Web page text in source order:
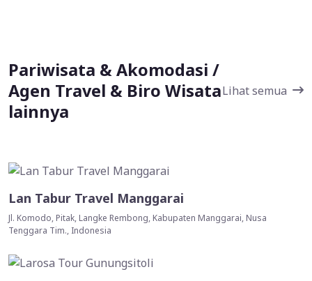
Pariwisata & Akomodasi /
Agen Travel & Biro Wisata
lainnya
Lihat semua
Lan Tabur Travel Manggarai
Jl. Komodo, Pitak, Langke Rembong, Kabupaten Manggarai, Nusa
Tenggara Tim., Indonesia